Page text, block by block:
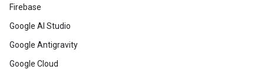
Firebase
Google AI Studio
Google Antigravity
Google Cloud